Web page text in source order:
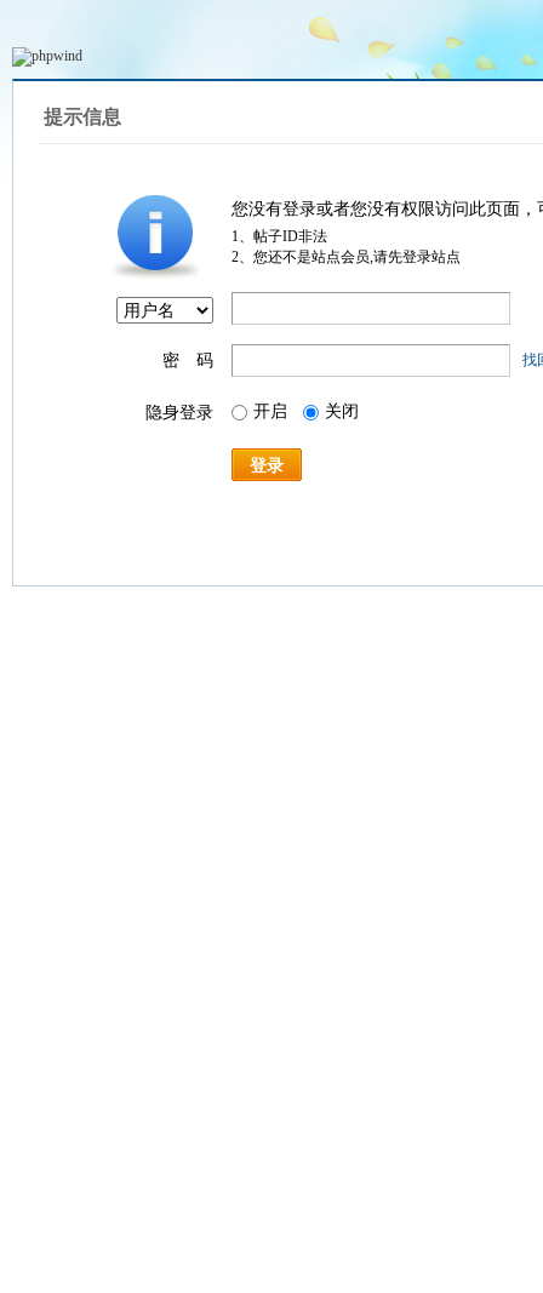
提示信息
您没有登录或者您没有权限访问此页面
1、帖子ID非法
2、您还不是站点会员,请先登录站点
密 码 找
隐身登录 开启 关闭
登录